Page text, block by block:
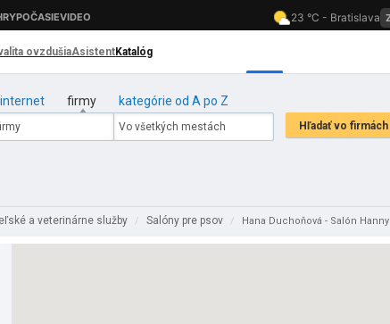
internet firmy kategórie od A po Z
a veterinárne služby / Salóny pre psov / Hana Duchoňová - Salón Hanny